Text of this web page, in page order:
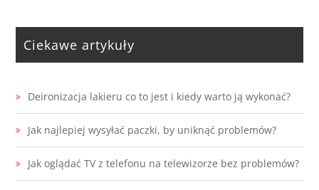
Ciekawe artykuły
Deironizacja lakieru co to jest i kiedy warto ją wykonać?
Jak najlepiej wysyłać paczki, by uniknąć problemów?
Jak oglądać TV z telefonu na telewizorze bez problemów?